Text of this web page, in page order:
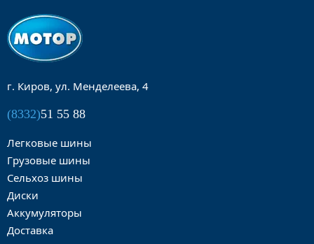
г. Киров, ул. Менделеева, 4
(8332)51 55 88
Легковые шины
Грузовые шины
Сельхоз шины
Диски
Аккумуляторы
Доставка